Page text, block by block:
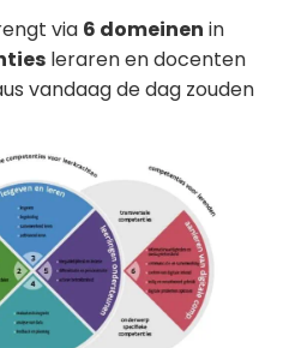
via 6 domeinen in
leraren en docenten
vandaag de dag zouden